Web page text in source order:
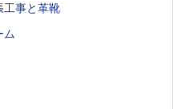
工事と革靴
ム